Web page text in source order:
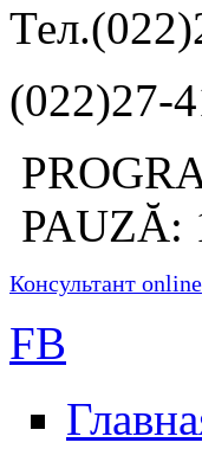
(022)27-
PAUZĂ:
Консультант online
FB